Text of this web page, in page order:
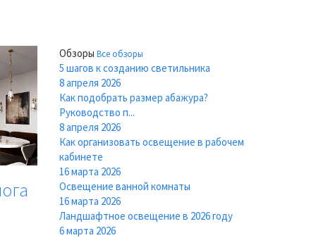
Обзоры Все обзоры
5 шагов к созданию светильника
8 апреля 2026
Как подобрать размер абажура?
Руководство п...
8 апреля 2026
Как организовать освещение в рабочем
кабинете
16 марта 2026
Освещение ванной комнаты
16 марта 2026
Ландшафтное освещение в 2026 году
6 марта 2026